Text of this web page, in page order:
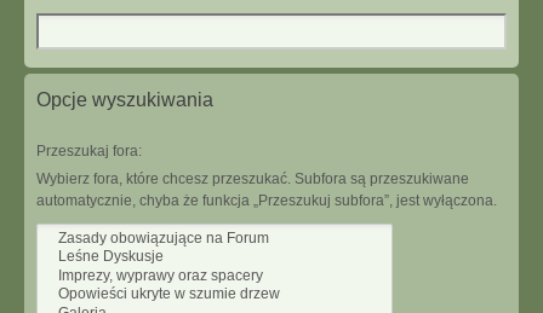
Opcje wyszukiwania
Przeszukaj fora:
Wybierz fora, które chcesz przeszukać. Subfora są przeszukiwane
automatycznie, chyba że funkcja „Przeszukuj subfora”, jest wyłączona.